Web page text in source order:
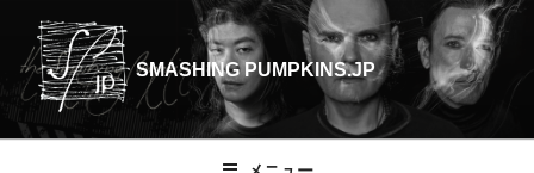
SMASHING PUMPKINS.JP